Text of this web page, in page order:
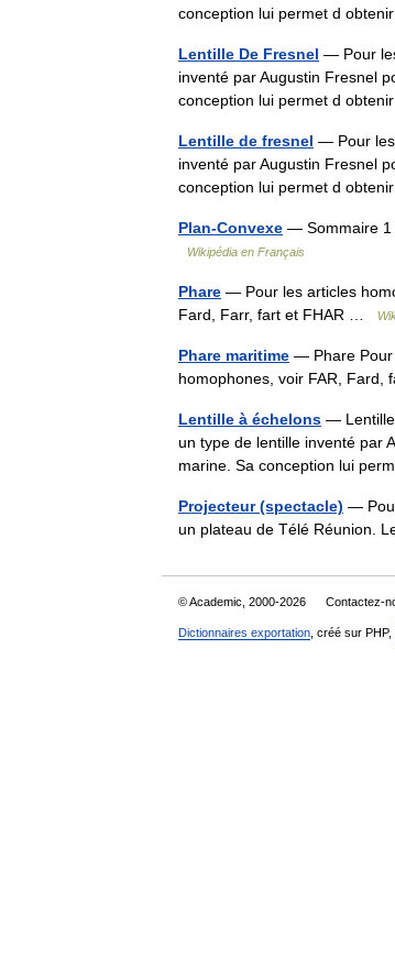
conception lui permet d
Lentille De Fresnel — Pour
inventé par Augustin Fresnel
conception lui permet d
Lentille de fresnel — Pour les
inventé par Augustin Fresnel
conception lui permet d
Plan-Convexe — Sommaire 1
Wikipédia en Français
Phare — Pour les articles
Fard, Farr, fart et FHAR …
Phare maritime — Phare Pour
homophones, voir FAR,
Lentille à échelons — Lentille
un type de lentille inventé par
marine. Sa conception lui
Projecteur (spectacle) —
un plateau de Télé Réunion.
© Academic, 2000-2026 Contactez-
Dictionnaires exportation , créé sur PHP,